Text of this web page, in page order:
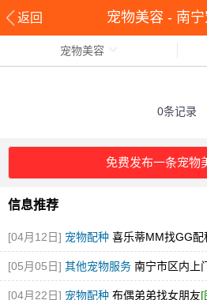
返回 宠物美容 - 南宁
宠物美容
0条记录
免费发布一条宠物
信息推荐
[04月12日] 宠物配种 喜乐蒂MM找GG配
[05月05日] 其他宠物服务 南宁市区内上
[04月22日] 宠物配种 布偶弟弟找女朋友[